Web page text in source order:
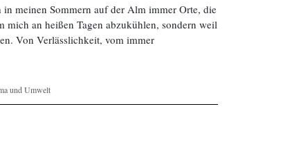
meinen Sommern auf der Alm immer Orte, die
mich an heißen Tagen abzukühlen, sondern weil
Von Verlässlichkeit, vom immer
und Umwelt